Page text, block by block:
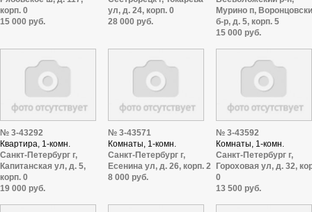
корп. 0
15 000 руб.
ул, д. 24, корп. 0
28 000 руб.
Мурино п,
б-р, д. 5, корп. 5
15 000 руб.
№ 3-43292
Квартира, 1-комн.
Санкт-Петербург г,
Капитанская ул, д. 5,
корп. 0
19 000 руб.
№ 3-43571
Комнаты, 1-комн.
Санкт-Петербург г,
Есенина ул, д. 26, корп. 2
8 000 руб.
№ 3-43592
Комнаты, 1-комн.
Санкт-Петербург г,
Гороховая ул, д. 32,
0
13 500 руб.